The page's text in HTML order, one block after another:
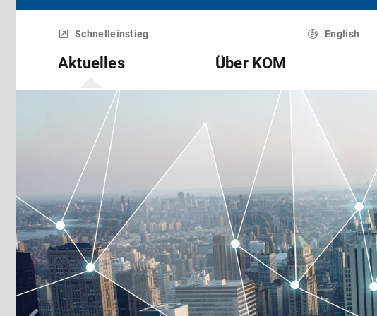
Menü
überspringenSchnelleinstieg English
Aktuelles Über KOM